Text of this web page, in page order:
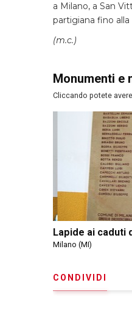
a Milano, a San
partigiana fino alla
(m.c.)
Monumenti e
Cliccando potete
Lapide ai caduti
Milano (MI)
CONDIVIDI